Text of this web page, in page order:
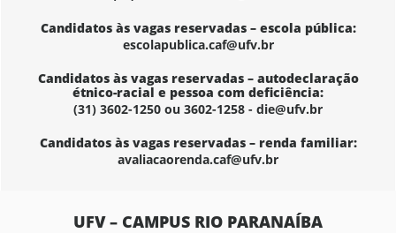
Candidatos às vagas reservadas – escola pública:
escolapublica.caf@ufv.br
Candidatos às vagas reservadas – autodeclaração
étnico-racial e pessoa com deficiência:
(31) 3602-1250 ou 3602-1258 - die@ufv.br
Candidatos às vagas reservadas – renda familiar:
avaliacaorenda.caf@ufv.br
UFV – CAMPUS RIO PARANAÍBA